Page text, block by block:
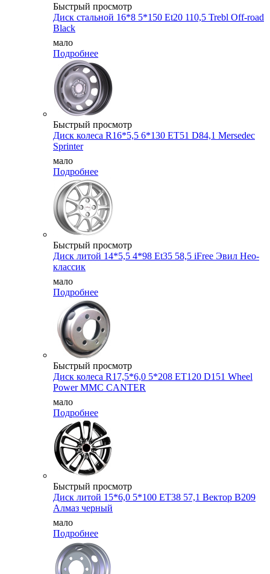
Быстрый просмотр
Диск стальной 16*8 5*150 Et20 110,5 Trebl Off-road
Black
мало
Подробнее
Быстрый просмотр
Диск колеса R16*5,5 6*130 ET51 D84,1 Mersedec
Sprinter
мало
Подробнее
Быстрый просмотр
Диск литой 14*5,5 4*98 Et35 58,5 iFree Эвил Нео-
классик
мало
Подробнее
Быстрый просмотр
Диск колеса R17,5*6,0 5*208 ET120 D151 Wheel
Power MMC CANTER
мало
Подробнее
Быстрый просмотр
Диск литой 15*6,0 5*100 ET38 57,1 Вектор B209
Алмаз черный
мало
Подробнее